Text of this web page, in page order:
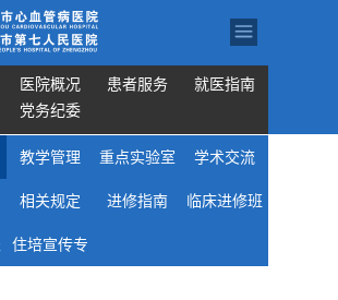
医院概况 患者服务
就医指南
党务纪委
教学管理 重点实验室 学术交流
相关规定 进修指南 临床进修班
住培宣传专